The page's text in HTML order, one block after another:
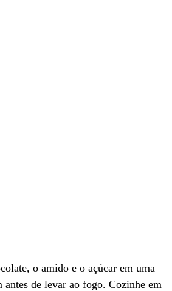
o amido e o açúcar em uma
antes de levar ao fogo. Cozinhe em